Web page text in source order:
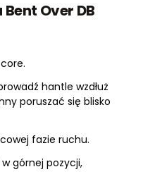
Over DB
hantle wzdłuż
poruszać się blisko
fazie ruchu.
górnej pozycji,